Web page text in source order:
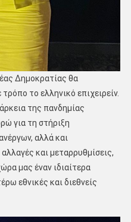
Δημοκρατίας θα
το ελληνικό επιχειρείν.
της πανδημίας
για τη στήριξη
αλλά και
και μεταρρυθμίσεις,
μας έναν ιδιαίτερα
εθνικές και διεθνείς